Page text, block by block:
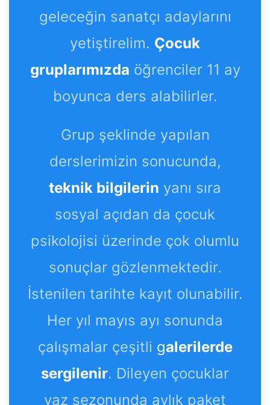
geleceğin sanatçı adaylarını
yetiştirelim. Çocuk
gruplarımızda öğrenciler 11 ay
boyunca ders alabilirler.
Grup şeklinde yapılan
derslerimizin sonucunda,
teknik bilgilerin yanı sıra
sosyal açıdan da çocuk
psikolojisi üzerinde çok olumlu
sonuçlar gözlenmektedir.
İstenilen tarihte kayıt olunabilir.
Her yıl mayıs ayı sonunda
çalışmalar çeşitli galerilerde
sergilenir. Dileyen çocuklar
yaz sezonunda aylık paket